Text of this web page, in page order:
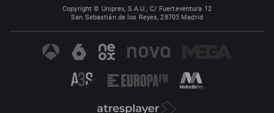
Copyright © Uniprex, S.A.U., C/ Fuerteventura 12
San Sebastián de los Reyes, 28703 Madrid